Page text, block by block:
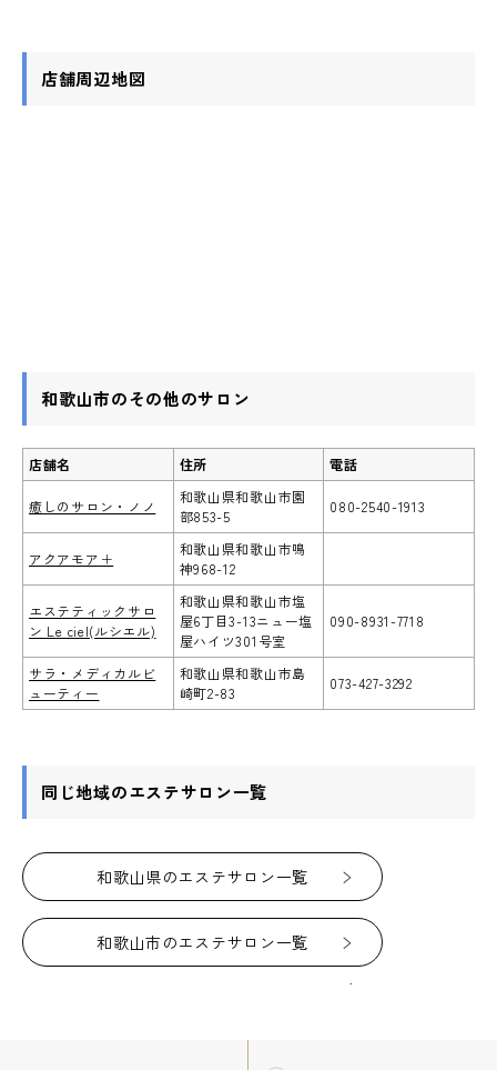
店舗周辺地図
和歌山市のその他のサロン
店舗名 住所 電話
癒しのサロン・ノノ
和歌山県和歌山市園
部853-5
080-2540-1913
アクアモア＋
和歌山県和歌山市鳴
神968-12
エステティックサロ
ン Le ciel(ルシエル)
和歌山県和歌山市塩
屋6丁目3-13ニュー塩
屋ハイツ301号室
090-8931-7718
サラ・メディカルビ
ューティー
和歌山県和歌山市島
崎町2-83
073-427-3292
同じ地域のエステサロン一覧
和歌山県のエステサロン一覧
和歌山市のエステサロン一覧